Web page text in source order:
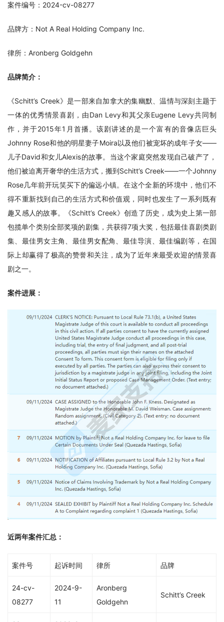
案件编号：2024-cv-08277
品牌方：Not A Real Holding Company Inc.
律所：Aronberg Goldgehn
品牌简介：
《Schitt’s Creek》是一部来自加拿大的集幽默、温情与深刻主题于
一体的优秀情景喜剧，由Dan Levy和其父亲Eugene Levy共同制
作，并于2015年1月首播。该剧讲述的是一个富有的音像店巨头
Johnny Rose和他的明星妻子Moira以及他们被宠坏的成年子女——
儿子David和女儿Alexis的故事。当这个家庭突然发现自己破产了，
他们被迫离开奢华的生活方式，搬到Schitt’s Creek——一个Johnny
Rose几年前开玩笑买下的偏远小镇。在这个全新的环境中，他们不
得不重新找到自己的生活方式和价值观，同时也发生了一系列既有
趣又感人的故事。《Schitt’s Creek》创造了历史，成为史上第一部
包揽单个类别全部奖项的剧集，共获得7项大奖，包括最佳喜剧类剧
集、最佳男女主角、最佳男女配角、最佳导演、最佳编剧等，在国
际上却赢得了极高的赞誉和关注，成为了近年来最受欢迎的情景喜
剧之一。
案件进展：
近两年案件汇总：
案件号 起诉时间 律所 品牌
24-cv-
08277
2024-9-
11
Aronberg
Goldgehn
Schitt’s Creek